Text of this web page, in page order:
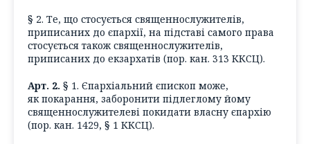
§ 2. Те, що стосується священнослужителів,
приписаних до єпархії, на підставі самого права
стосується також священнослужителів,
приписаних до екзархатів (пор. кан. 313 ККСЦ).
Арт. 2. § 1. Єпархіальний єпископ може,
як покарання, заборонити підлеглому йому
священнослужителеві покидати власну єпархію
(пор. кан. 1429, § 1 ККСЦ).